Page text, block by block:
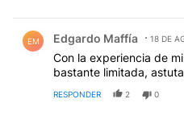
EM Edgardo Maffía 18 DE
Con la experiencia de
bastante limitada,
RESPONDER 2 0